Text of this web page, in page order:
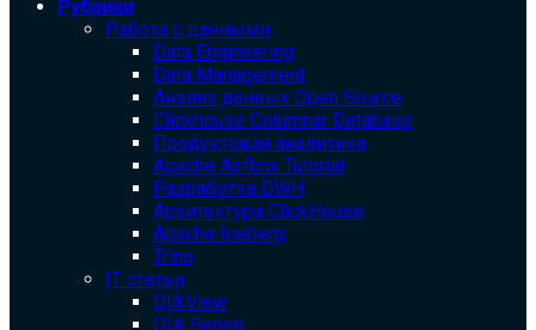
Рубрики
Работа с данными
Data Engineering
Data Management
Анализ данных Open Source
Clickhouse Columnar Database
Продуктовая аналитика
Apache Airflow Tutorial
Разработка DWH
Архитектура ClickHouse
Apache Iceberg
Trino
IT статьи
QlikView
Qlik Sense